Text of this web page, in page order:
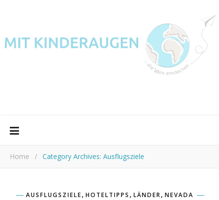
Home / Category Archives: Ausflugsziele
AUSFLUGSZIELE, HOTELTIPPS , LÄNDER, NEVADA